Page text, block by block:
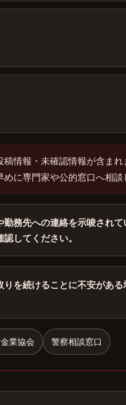
情報・未確認情報が含ま
に専門家や公的窓口へ相談
務先への連絡を示唆され
してください。
を続けることに不安があ
業協会 警察相談窓口